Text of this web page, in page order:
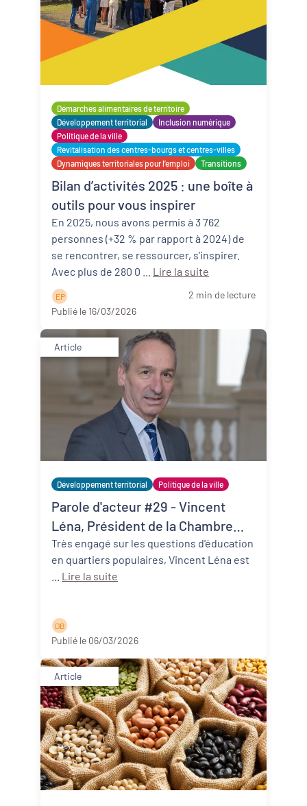
Démarches alimentaires de territoire
Développement territorial
Inclusion numérique
Politique de la ville
Revitalisation des centres-bourgs et centres-villes
Dynamiques territoriales pour l’emploi
Transitions
Bilan d’activités 2025 : une boîte à
outils pour vous inspirer
En 2025, nous avons permis à 3 762
personnes (+32 % par rapport à 2024) de
se rencontrer, se ressourcer, s’inspirer.
Lire la suite
E P
2 min de lecture
Publié le 16/03/2026
Article
Développement territorial Politique de la ville
Parole d'acteur #29 - Vincent
Léna, Président de la Chambre
régionale des comptes de
Nouvelle-Aquitaine et initiateur
des Cités éducatives
Très engagé sur les questions d'éducation
en quartiers populaires, Vincent Léna est
Lire la suite
D B
Publié le 06/03/2026
Article